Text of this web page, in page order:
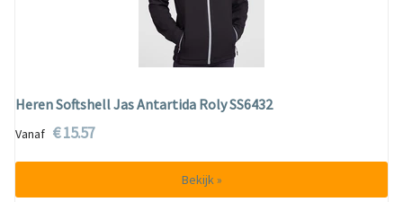
Heren Softshell Jas Antartida Roly SS6432
Vanaf € 15.57
Bekijk »